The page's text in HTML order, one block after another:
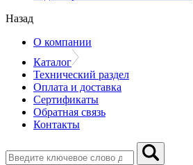
Назад
О компании
Каталог
Технический раздел
Оплата и доставка
Сертификаты
Обратная связь
Контакты